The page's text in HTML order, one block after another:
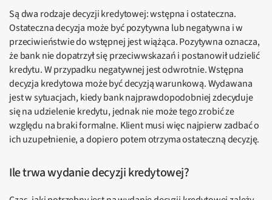
Są dwa rodzaje decyzji kredytowej: wstępna i ostateczna.
Ostateczna decyzja może być pozytywna lub negatywna i w
przeciwieństwie do wstępnej jest wiążąca. Pozytywna oznacza,
że bank nie dopatrzył się przeciwwskazań i postanowił udzielić
kredytu. W przypadku negatywnej jest odwrotnie. Wstępna
decyzja kredytowa może być decyzją warunkową. Wydawana
jest w sytuacjach, kiedy bank najprawdopodobniej zdecyduje
się na udzielenie kredytu, jednak nie może tego zrobić ze
względu na braki formalne. Klient musi więc najpierw zadbać o
ich uzupełnienie, a dopiero potem otrzyma ostateczną decyzję.
Ile trwa wydanie decyzji kredytowej?